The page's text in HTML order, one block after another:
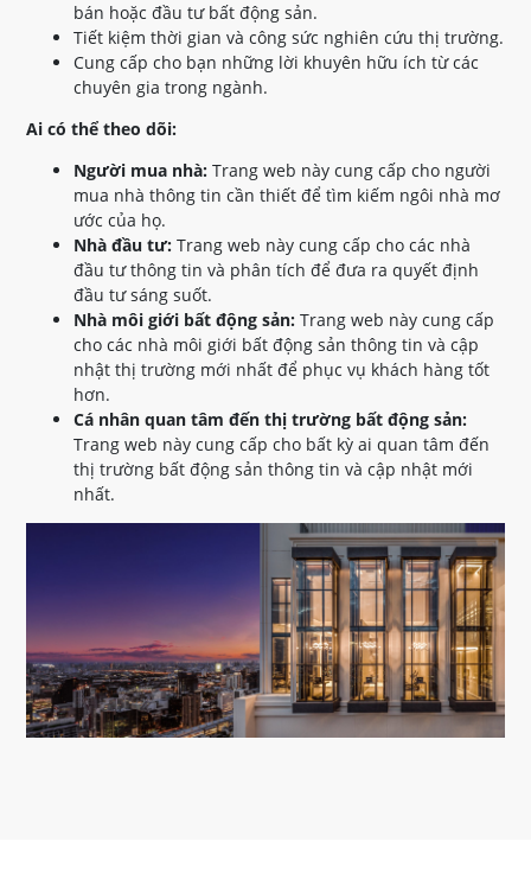
bán hoặc đầu tư bất động sản.
Tiết kiệm thời gian và công sức nghiên cứu thị trường.
Cung cấp cho bạn những lời khuyên hữu ích từ các
chuyên gia trong ngành.
Ai có thể theo dõi:
Người mua nhà: Trang web này cung cấp cho người
mua nhà thông tin cần thiết để tìm kiếm ngôi nhà mơ
ước của họ.
Nhà đầu tư: Trang web này cung cấp cho các nhà
đầu tư thông tin và phân tích để đưa ra quyết định
đầu tư sáng suốt.
Nhà môi giới bất động sản: Trang web này cung cấp
cho các nhà môi giới bất động sản thông tin và cập
nhật thị trường mới nhất để phục vụ khách hàng tốt
hơn.
Cá nhân quan tâm đến thị trường bất động sản:
Trang web này cung cấp cho bất kỳ ai quan tâm đến
thị trường bất động sản thông tin và cập nhật mới
nhất.